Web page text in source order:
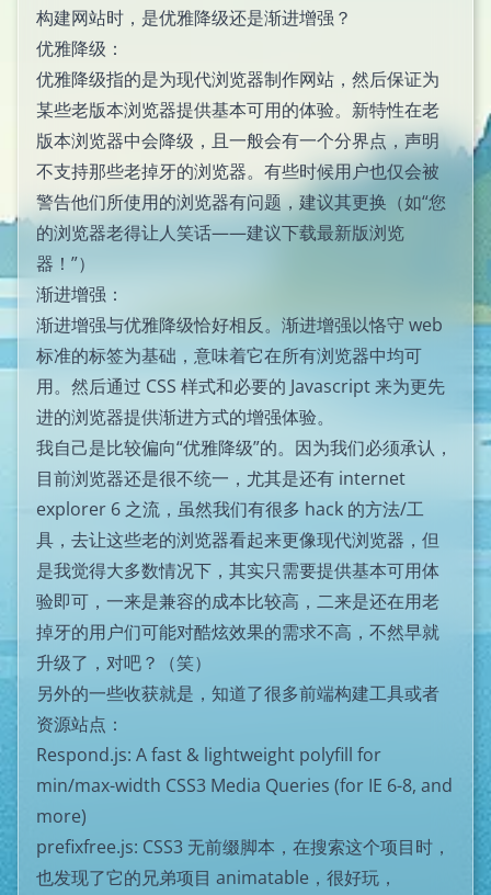
构建网站时，是优雅降级还是渐进增强？
优雅降级：
优雅降级指的是为现代浏览器制作网站，然后保证为
某些老版本浏览器提供基本可用的体验。新特性在老
版本浏览器中会降级，且一般会有一个分界点，声明
不支持那些老掉牙的浏览器。有些时候用户也仅会被
警告他们所使用的浏览器有问题，建议其更换（如“您
的浏览器老得让人笑话——建议下载最新版浏览
器！”）
渐进增强：
渐进增强与优雅降级恰好相反。渐进增强以恪守 web
标准的标签为基础，意味着它在所有浏览器中均可
用。然后通过 CSS 样式和必要的 Javascript 来为更先
进的浏览器提供渐进方式的增强体验。
我自己是比较偏向“优雅降级”的。因为我们必须承认，
目前浏览器还是很不统一，尤其是还有 internet
explorer 6 之流，虽然我们有很多 hack 的方法/工
具，去让这些老的浏览器看起来更像现代浏览器，但
是我觉得大多数情况下，其实只需要提供基本可用体
验即可，一来是兼容的成本比较高，二来是还在用老
掉牙的用户们可能对酷炫效果的需求不高，不然早就
升级了，对吧？（笑）
另外的一些收获就是，知道了很多前端构建工具或者
资源站点：
Respond.js: A fast & lightweight polyfill for
min/max-width CSS3 Media Queries (for IE 6-8, and
more)
prefixfree.js: CSS3 无前缀脚本，在搜索这个项目时，
也发现了它的兄弟项目 animatable ，很好玩，